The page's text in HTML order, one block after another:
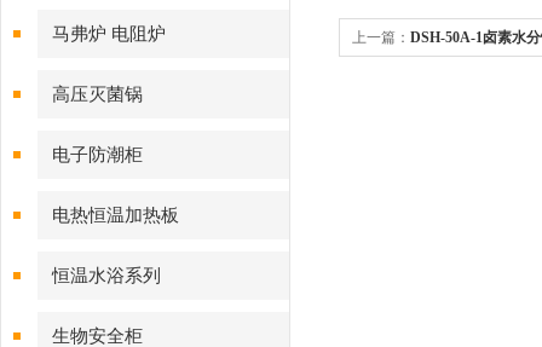
马弗炉 电阻炉
高压灭菌锅
电子防潮柜
电热恒温加热板
恒温水浴系列
生物安全柜
上一篇： DSH-50A-1卤素水